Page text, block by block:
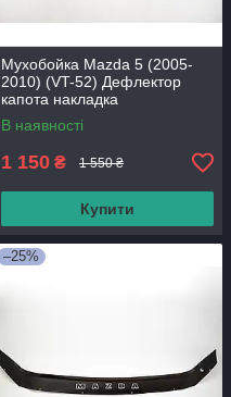
Мухобойка Mazda 5 (2005-
2010) (VT-52) Дефлектор
капота накладка
В наявності
1 150 ₴ 1 550 ₴
Купити
–25%